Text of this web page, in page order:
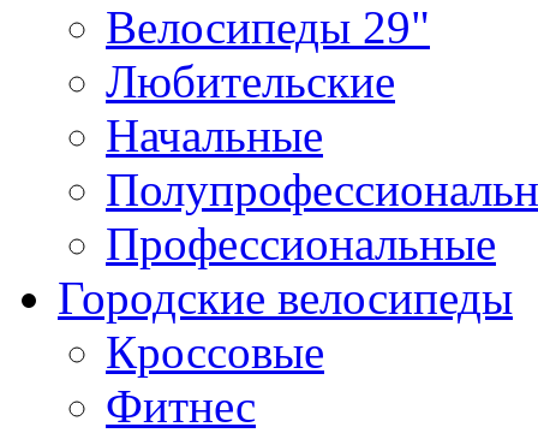
Велосипеды 29"
Любительские
Начальные
Профессиональные
Городские велосипеды
Кроссовые
Фитнес